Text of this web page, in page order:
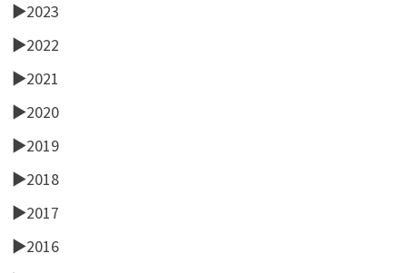
►2023
►2022
►2021
►2020
►2019
►2018
►2017
►2016